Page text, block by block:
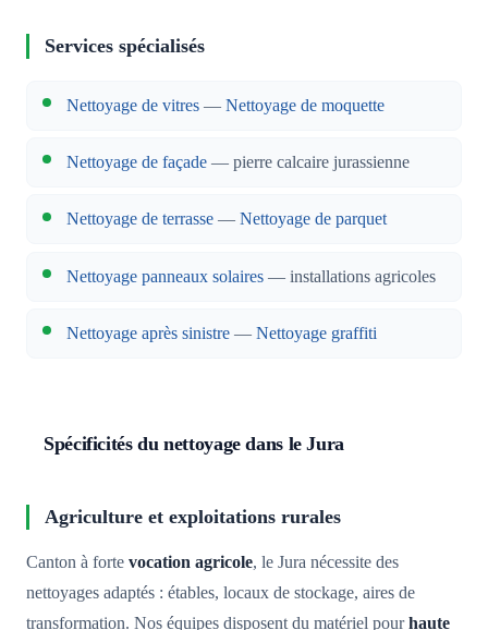
Services spécialisés
Nettoyage de vitres — Nettoyage de moquette
Nettoyage de façade — pierre calcaire jurassienne
Nettoyage de terrasse — Nettoyage de parquet
Nettoyage panneaux solaires — installations agricoles
Nettoyage après sinistre — Nettoyage graffiti
Spécificités du nettoyage dans le Jura
Agriculture et exploitations rurales
Canton à forte vocation agricole, le Jura nécessite des
nettoyages adaptés : étables, locaux de stockage, aires de
transformation. Nos équipes disposent du matériel pourhaute